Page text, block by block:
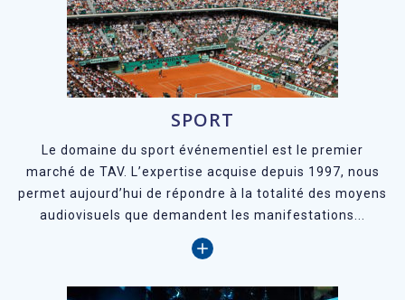
SPORT
Le domaine du sport événementiel est le premier
marché de TAV. L’expertise acquise depuis 1997, nous
permet aujourd’hui de répondre à la totalité des moyens
audiovisuels que demandent les manifestations...